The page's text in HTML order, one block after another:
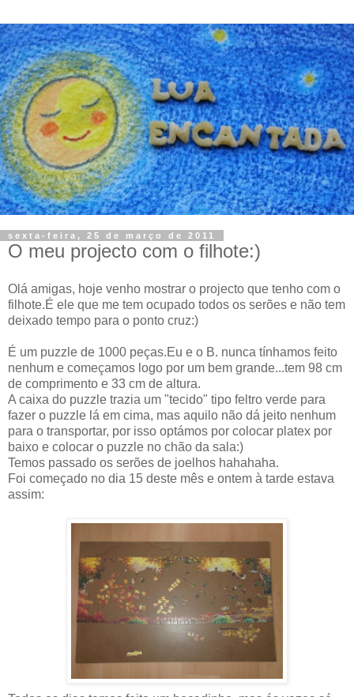
sexta-feira, 25 de março de 2011
O meu projecto com o filhote:)
Olá amigas, hoje venho mostrar o projecto que tenho com o
filhote.É ele que me tem ocupado todos os serões e não tem
deixado tempo para o ponto cruz:)
É um puzzle de 1000 peças.Eu e o B. nunca tínhamos feito
nenhum e começamos logo por um bem grande...tem 98 cm
de comprimento e 33 cm de altura.
A caixa do puzzle trazia um "tecido" tipo feltro verde para
fazer o puzzle lá em cima, mas aquilo não dá jeito nenhum
para o transportar, por isso optámos por colocar platex por
baixo e colocar o puzzle no chão da sala:)
Temos passado os serões de joelhos hahahaha.
Foi começado no dia 15 deste mês e ontem à tarde estava
assim: